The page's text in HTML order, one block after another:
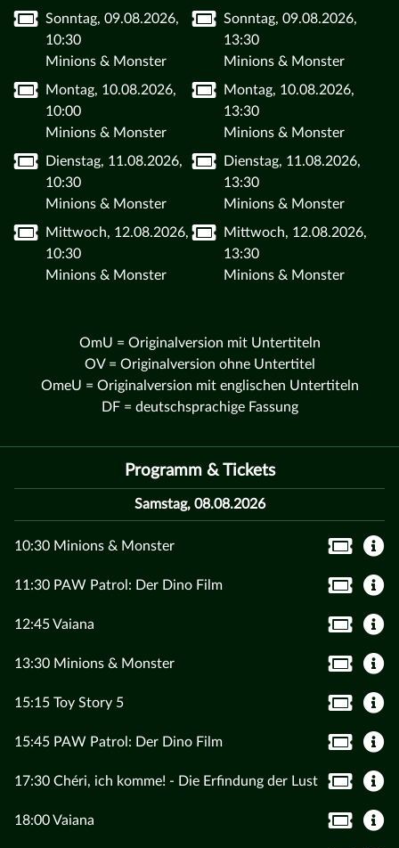
Sonntag, 09.08.2026,
10:30
Minions & Monster
Sonntag, 09.08.2026,
13:30
Minions & Monster
Montag, 10.08.2026,
10:00
Minions & Monster
Montag, 10.08.2026,
13:30
Minions & Monster
Dienstag, 11.08.2026,
10:30
Minions & Monster
Dienstag, 11.08.2026,
13:30
Minions & Monster
Mittwoch, 12.08.2026,
10:30
Minions & Monster
Mittwoch, 12.08.2026,
13:30
Minions & Monster
OmU = Originalversion mit Untertiteln
OV = Originalversion ohne Untertitel
OmeU = Originalversion mit englischen Untertiteln
DF = deutschsprachige Fassung
Programm & Tickets
Samstag, 08.08.2026
10:30 Minions & Monster
11:30 PAW Patrol: Der Dino Film
12:45 Vaiana
13:30 Minions & Monster
15:15 Toy Story 5
15:45 PAW Patrol: Der Dino Film
17:30 Chéri, ich komme! - Die Erfindung der Lust
18:00 Vaiana